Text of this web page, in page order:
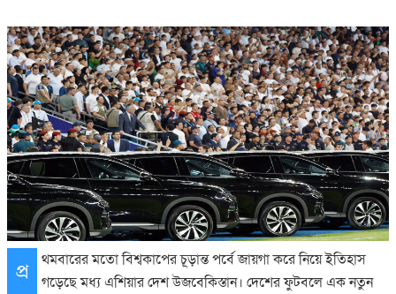
প্র
থমবারের মতো বিশ্বকাপের চূড়ান্ত পর্বে জায়গা করে নিয়ে ইতিহাস
গড়েছে মধ্য এশিয়ার দেশ উজবেকিস্তান। দেশের ফুটবলে এক নতুন